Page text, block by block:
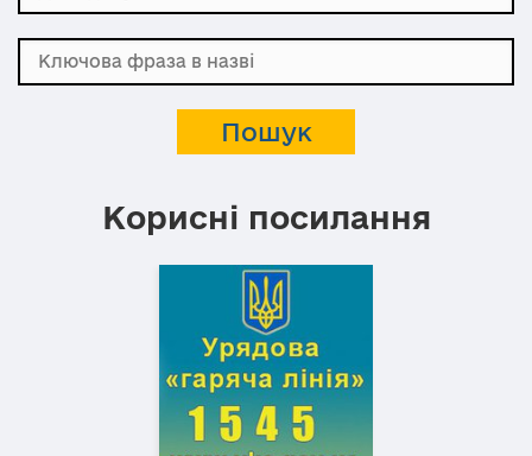
Корисні посилання